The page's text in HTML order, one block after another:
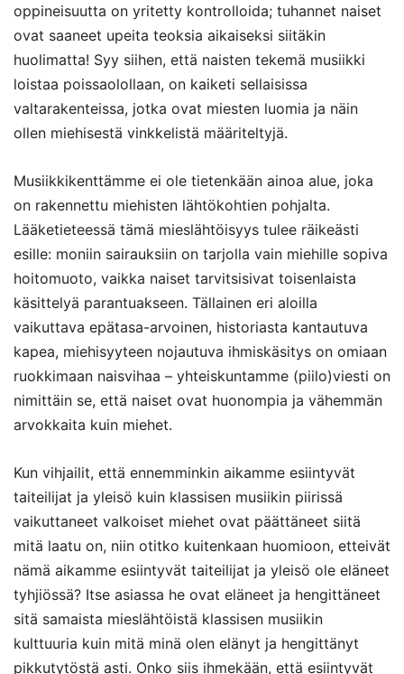
oppineisuutta on yritetty kontrolloida; tuhannet naiset
ovat saaneet upeita teoksia aikaiseksi siitäkin
huolimatta! Syy siihen, että naisten tekemä musiikki
loistaa poissaolollaan, on kaiketi sellaisissa
valtarakenteissa, jotka ovat miesten luomia ja näin
ollen miehisestä vinkkelistä määriteltyjä.
Musiikkikenttämme ei ole tietenkään ainoa alue, joka
on rakennettu miehisten lähtökohtien pohjalta.
Lääketieteessä tämä mieslähtöisyys tulee räikeästi
esille: moniin sairauksiin on tarjolla vain miehille sopiva
hoitomuoto, vaikka naiset tarvitsisivat toisenlaista
käsittelyä parantuakseen. Tällainen eri aloilla
vaikuttava epätasa-arvoinen, historiasta kantautuva
kapea, miehisyyteen nojautuva ihmiskäsitys on omiaan
ruokkimaan naisvihaa – yhteiskuntamme (piilo)viesti on
nimittäin se, että naiset ovat huonompia ja vähemmän
arvokkaita kuin miehet.
Kun vihjailit, että ennemminkin aikamme esiintyvät
taiteilijat ja yleisö kuin klassisen musiikin piirissä
vaikuttaneet valkoiset miehet ovat päättäneet siitä
mitä laatu on, niin otitko kuitenkaan huomioon, etteivät
nämä aikamme esiintyvät taiteilijat ja yleisö ole eläneet
tyhjiössä? Itse asiassa he ovat eläneet ja hengittäneet
sitä samaista mieslähtöistä klassisen musiikin
kulttuuria kuin mitä minä olen elänyt ja hengittänyt
pikkutytöstä asti. Onko siis ihmekään, että esiintyvät